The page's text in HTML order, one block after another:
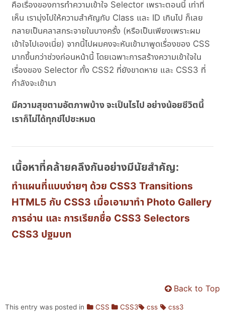
คือเรื่องของการทำความเข้าใจ Selector เพราะตอนนี้ เท่าที่
เห็น เรามุ่งไปให้ความสำคัญกับ Class และ ID เกินไป ก็เลย
กลายเป็นคลาสกระจายในบางครั้ง (หรือเป็นเพียงเพราะผม
เข้าใจไปเองเนี่ย) จากนี้ไปผมคงจะหันเข้ามาพูดเรื่องของ CSS
มากขึ้นกว่าช่วงก่อนหน้านี้ โดยเฉพาะการสร้างความเข้าใจใน
เรื่องของ Selector ทั้ง CSS2 ที่ยังขาดหาย และ CSS3 ที่
กำลังจะเข้ามา
มีความสุขตามอัตภาพบ้าง จะเป็นไรไป อย่างน้อยชีวิตนี้
เราก็ไม่ได้ทุกข์ไปซะหมด
เนื้อหาที่คล้ายคลึงกันอย่างมีนัยสำคัญ:
ทำแผนที่แบบง่ายๆ ด้วย CSS3 Transitions
HTML5 กับ CSS3 เมื่อเอามาทำ Photo Gallery
การอ่าน และ การเรียกชื่อ CSS3 Selectors
CSS3 ปฐมบท
Back to Top
This entry was posted in CSS CSS3 css css3